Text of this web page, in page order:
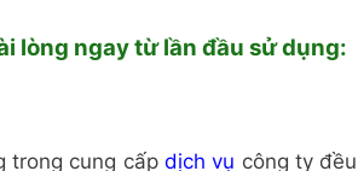
lòng ngay từ lần đầu sử dụng:
trong cung cấp dịch vụ công ty đều